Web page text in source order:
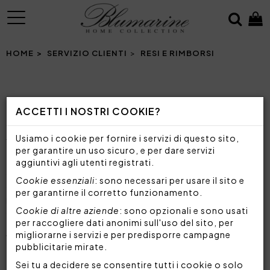
ACCETTI I NOSTRI COOKIE?
Usiamo i cookie per fornire i servizi di questo sito,
per garantire un uso sicuro, e per dare servizi
aggiuntivi agli utenti registrati.
Cookie essenziali: sono necessari per usare il sito e
per garantirne il corretto funzionamento.
Cookie di altre aziende: sono opzionali e sono usati
per raccogliere dati anonimi sull'uso del sito, per
migliorarne i servizi e per predisporre campagne
pubblicitarie mirate.
Sei tu a decidere se consentire tutti i cookie o solo
MENU
HOME SERVIZIO CLIENTI RESI E RIMBORSI
RESI E RIMBORSI
Blumarine Home Collection desidera garantire la
tua completa soddisfazione.
Se per qualche ragione non sei soddisfatto del tuo
entro 14 giorni lavorativi dal giorno in cui hai
ricevuto i prodotti acquistati su Blumarine Home
Collection.
ATTENZIONE: Non è possibile cambiare gli
articoli acquistati con altri prodotti.